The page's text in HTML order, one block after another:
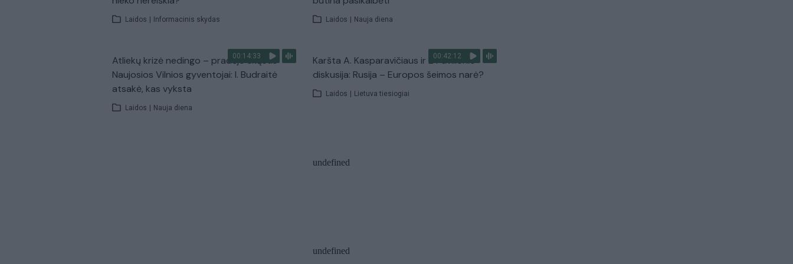
Laidos | Informacinis skydas Laidos | Nauja diena
00:14:33
Atliekų krizė nedingo – pradėjo skųstis
Naujosios Vilnios gyventojai: I. Budraitė
atsakė, kas vyksta
Laidos | Nauja diena
00:42:12
Karšta A. Kasparavičiaus ir Ž Pavilionio
diskusija: Rusija – Europos šeimos narė?
Laidos | Lietuva tiesiogiai